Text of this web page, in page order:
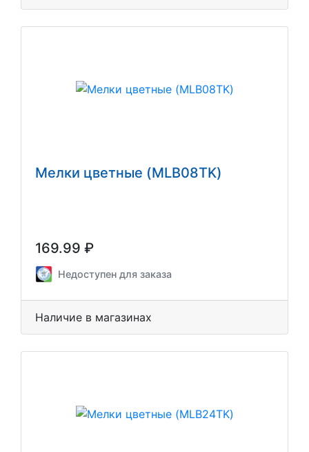
Мелки цветные (MLB08TK)
169.99 ₽
Недоступен для заказа
Наличие в магазинах